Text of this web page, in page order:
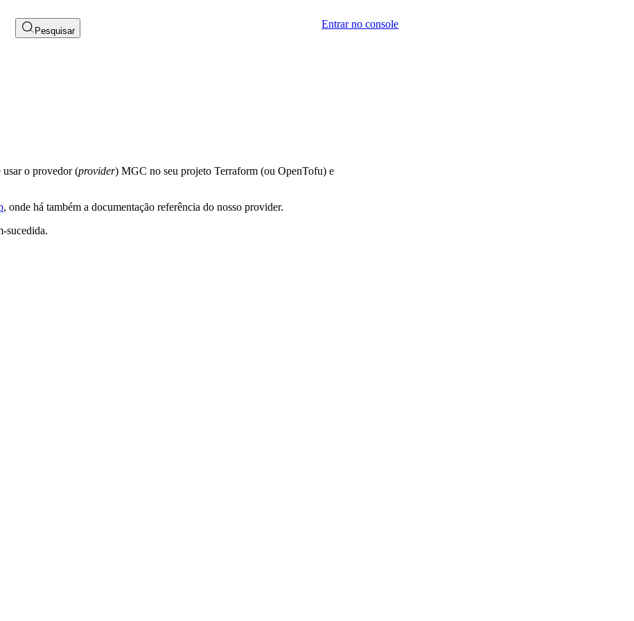
Pesquisar
Entrar no console
usar o provedor (provider) MGC no seu projeto Terraform (ou OpenTofu) e
, onde há também a documentação referência do nosso provider.
sucedida.